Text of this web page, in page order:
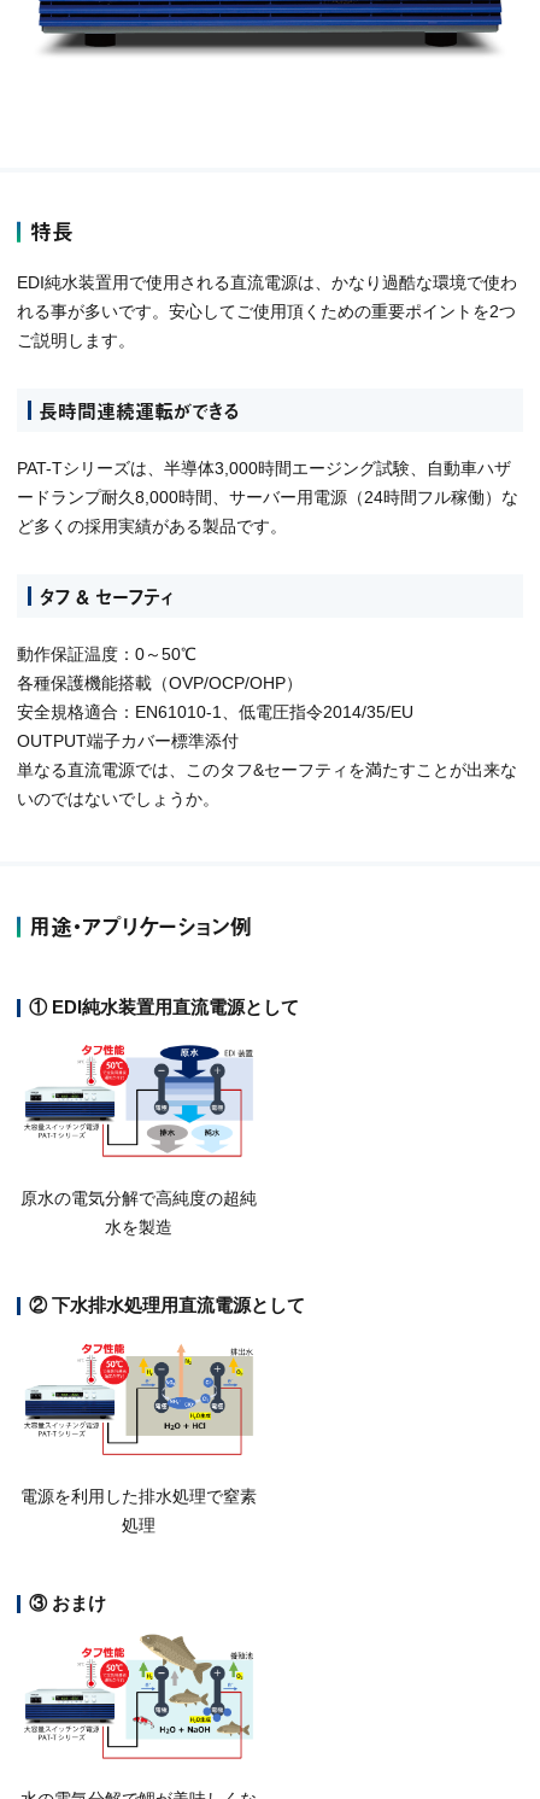
特長
EDI純水装置用で使用される直流電源は、かなり過酷な環境で使わ
れる事が多いです。安心してご使用頂くための重要ポイントを2つ
ご説明します。
長時間連続運転ができる
PAT-Tシリーズは、半導体3,000時間エージング試験、自動車ハザ
ードランプ耐久8,000時間、サーバー用電源（24時間フル稼働）な
ど多くの採用実績がある製品です。
タフ & セーフティ
動作保証温度：0～50℃
各種保護機能搭載（OVP/OCP/OHP）
安全規格適合：EN61010-1、低電圧指令2014/35/EU
OUTPUT端子カバー標準添付
単なる直流電源では、このタフ&セーフティを満たすことが出来な
いのではないでしょうか。
用途・アプリケーション例
① EDI純水装置用直流電源として
原水の電気分解で高純度の超純
水を製造
② 下水排水処理用直流電源として
電源を利用した排水処理で窒素
処理
③ おまけ